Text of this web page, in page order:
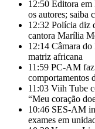
12:50 Editora em
os autores; saiba
12:32 Polícia diz
cantora Marília
12:14 Câmara do
matriz africana
11:59 PC-AM faz
comportamentos
11:03 Viih Tube
“Meu coração
10:46 SES-AM
exames em